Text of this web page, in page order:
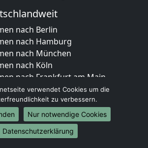
nach Berlin
nach Hamburg
nach München
nach Köln
nach Frankfurt am Main
nach Stuttgart
nach Düsseldorf
nach Leipzig
nach Dortmund
nach Essen
verwendet Cookies um die
zu verbessern.
Nur notwendige Cookies
Datenschutzerklärung